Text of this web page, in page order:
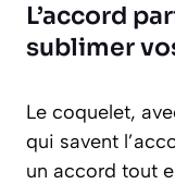
L’accord
sublimer
Le coquelet,
qui savent
un accord tout